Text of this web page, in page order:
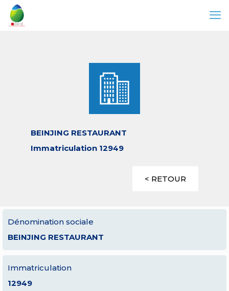
BEINJING RESTAURANT
Immatriculation 12949
< RETOUR
Dénomination sociale
BEINJING RESTAURANT
Immatriculation
12949